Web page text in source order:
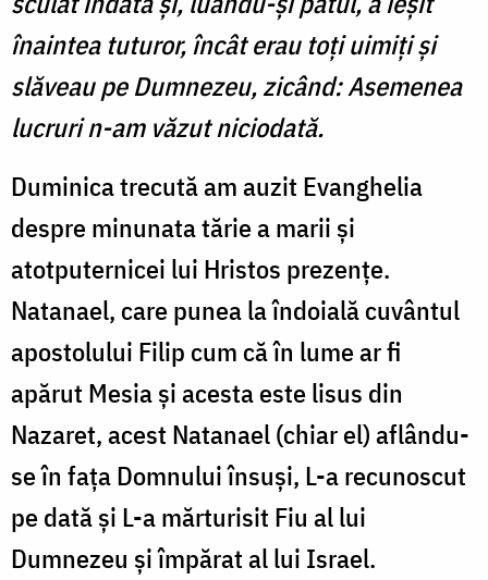
înaintea tuturor, încât erau toţi uimiţi şi
slăveau pe Dumnezeu, zicând: Aseme­nea
lucruri n-am văzut niciodată.
Duminica trecută am auzit Evanghelia
despre minunata tărie a marii şi
atotputernicei lui Hristos prezenţe.
Natanael, care punea la îndoială cuvântul
apostolului Filip cum că în lume ar fi
apărut Mesia şi acesta este lisus din
Nazaret, acest Natanael (chiar el) aflându-
se în faţa Domnului însuşi, L-a recunoscut
pe dată şi L-a mărturisit Fiu al lui
Dumnezeu şi împărat al lui Israel.